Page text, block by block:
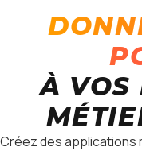
À VOS
Créez des